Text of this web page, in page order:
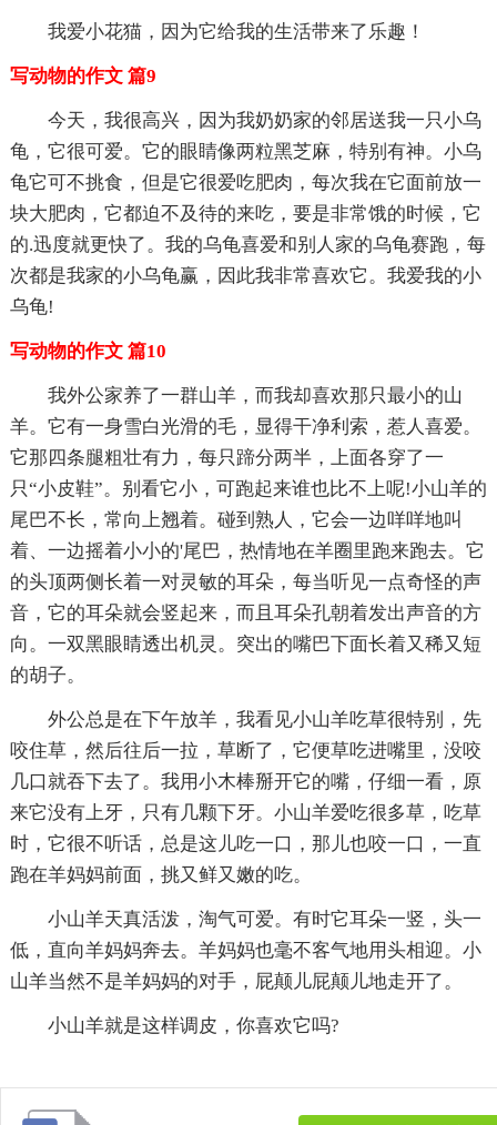
我爱小花猫，因为它给我的生活带来了乐趣！
写动物的作文 篇9
今天，我很高兴，因为我奶奶家的邻居送我一只小乌
龟，它很可爱。它的眼睛像两粒黑芝麻，特别有神。小乌
龟它可不挑食，但是它很爱吃肥肉，每次我在它面前放一
块大肥肉，它都迫不及待的来吃，要是非常饿的时候，它
的.迅度就更快了。我的乌龟喜爱和别人家的乌龟赛跑，每
次都是我家的小乌龟赢，因此我非常喜欢它。我爱我的小
乌龟!
写动物的作文 篇10
我外公家养了一群山羊，而我却喜欢那只最小的山
羊。它有一身雪白光滑的毛，显得干净利索，惹人喜爱。
它那四条腿粗壮有力，每只蹄分两半，上面各穿了一
只“小皮鞋”。别看它小，可跑起来谁也比不上呢!小山羊的
尾巴不长，常向上翘着。碰到熟人，它会一边咩咩地叫
着、一边摇着小小的'尾巴，热情地在羊圈里跑来跑去。它
的头顶两侧长着一对灵敏的耳朵，每当听见一点奇怪的声
音，它的耳朵就会竖起来，而且耳朵孔朝着发出声音的方
向。一双黑眼睛透出机灵。突出的嘴巴下面长着又稀又短
的胡子。
外公总是在下午放羊，我看见小山羊吃草很特别，先
咬住草，然后往后一拉，草断了，它便草吃进嘴里，没咬
几口就吞下去了。我用小木棒掰开它的嘴，仔细一看，原
来它没有上牙，只有几颗下牙。小山羊爱吃很多草，吃草
时，它很不听话，总是这儿吃一口，那儿也咬一口，一直
跑在羊妈妈前面，挑又鲜又嫩的吃。
小山羊天真活泼，淘气可爱。有时它耳朵一竖，头一
低，直向羊妈妈奔去。羊妈妈也毫不客气地用头相迎。小
山羊当然不是羊妈妈的对手，屁颠儿屁颠儿地走开了。
小山羊就是这样调皮，你喜欢它吗?